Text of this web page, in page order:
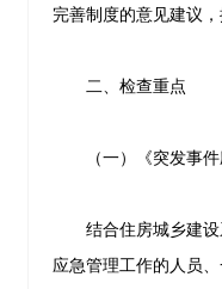
完善制度的意见建议
二、检查重点
（一）《突发事件
结合住房城乡建设系
应急管理工作的人员